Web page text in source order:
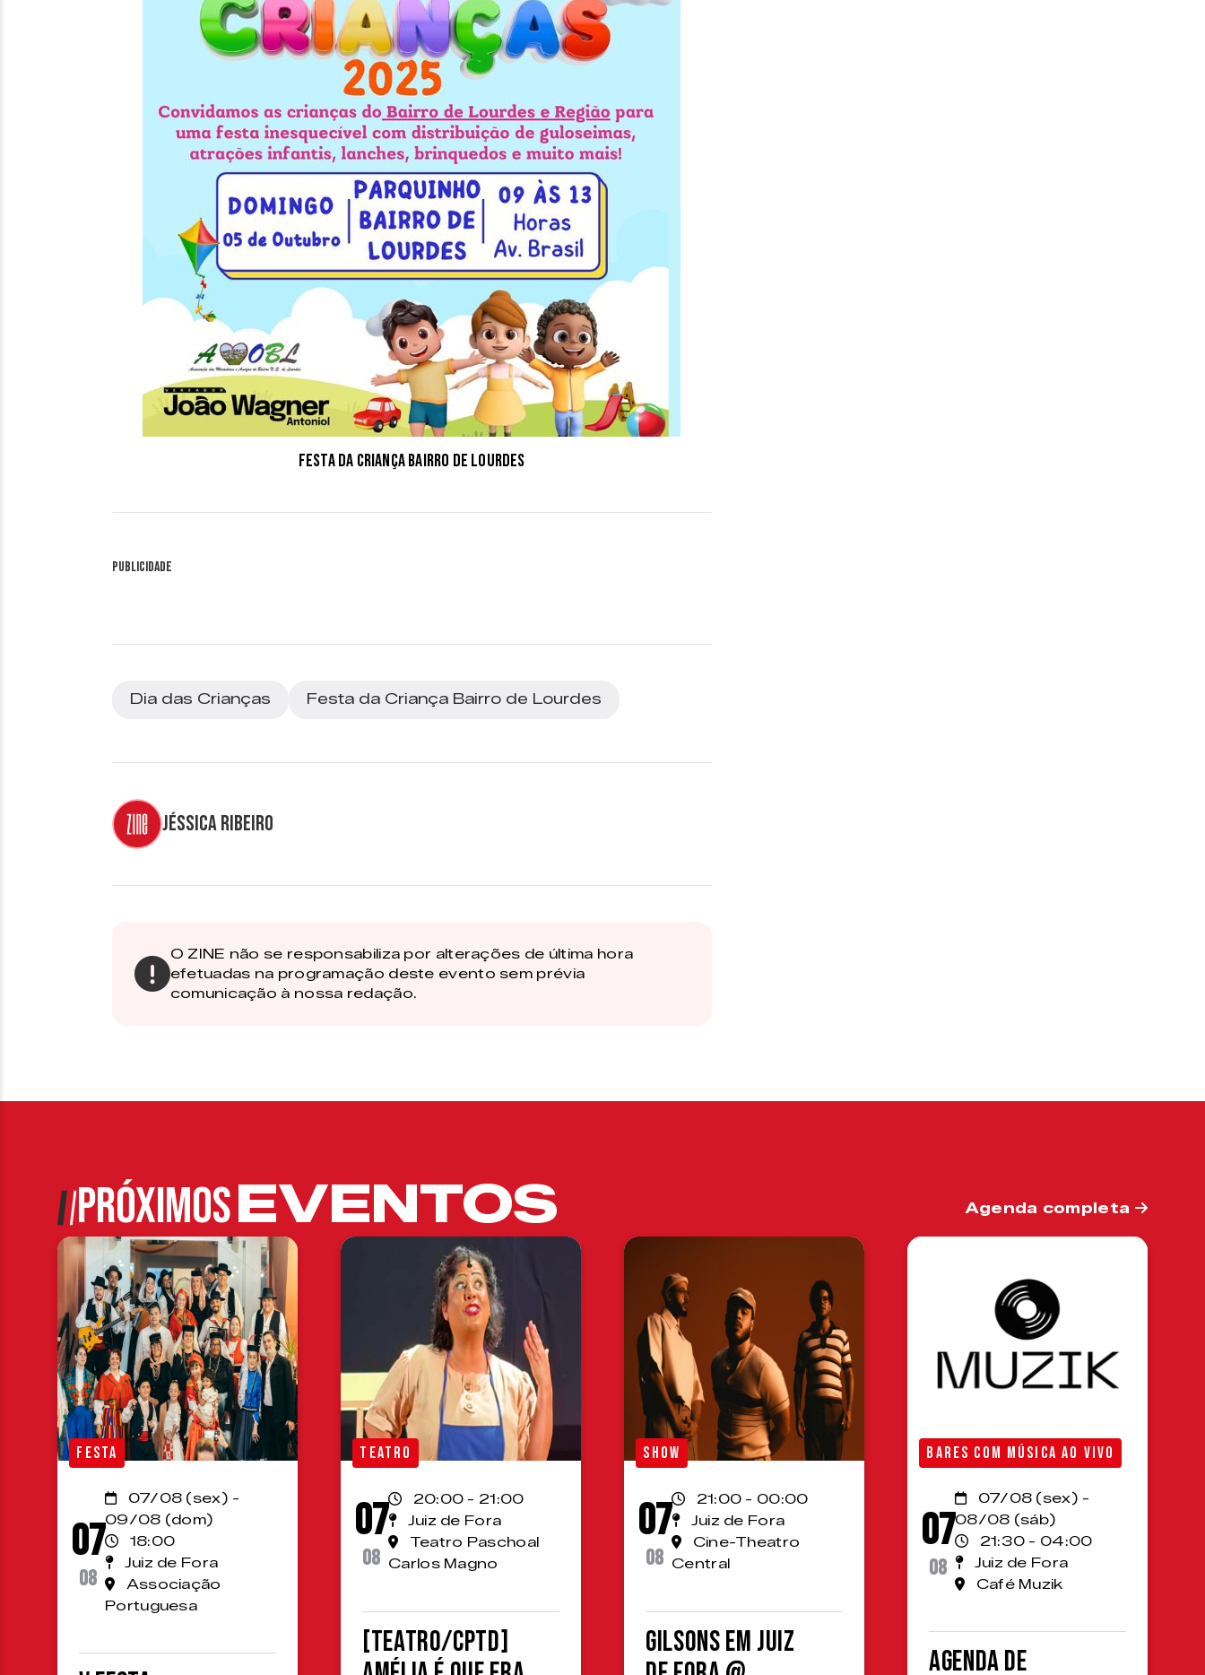
Festa da Criança Bairro de Lourdes
Publicidade
Dia das Crianças Festa da Criança Bairro de Lourdes
Jéssica Ribeiro
O ZINE não se responsabiliza por alterações de última hora
efetuadas na programação deste evento sem prévia
comunicação à nossa redação.
PRÓXIMOSEVENTOS Agenda completa
FESTA
07
08
07/08 (sex) -
09/08 (dom)
18:00
Juiz de Fora
Associação
Portuguesa
TEATRO
07
08
20:00 - 21:00
Juiz de Fora
Teatro Paschoal
Carlos Magno
[TEATRO/CPTD]
SHOW
07
08
21:00 - 00:00
Juiz de Fora
Cine-Theatro
Central
Gilsons em Juiz
BARES COM MÚSICA AO VIVO
07
08
07/08 (sex) -
08/08 (sáb)
21:30 - 04:00
Juiz de Fora
Café Muzik
Agenda de